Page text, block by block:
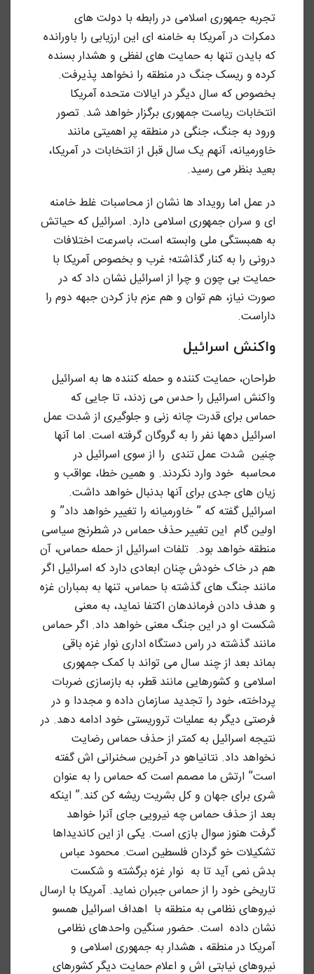
تجربه جمهوری اسلامی در رابطه با دولت های
دمکرات در آمریکا به خامنه ای این ارزیابی را باورانده
که بایدن تنها به حمایت های لفظی و هشدار بسنده
کرده و ریسک جنگ در منطقه را نخواهد پذیرفت.
بخصوص که سال دیگر در ایالات متحده آمریکا
انتخابات ریاست جمهوری برگزار خواهد شد. تصور
ورود به جنگ، جنگی در منطقه پر اهمیتی مانند
خاورمیانه، آنهم یک سال قبل از انتخابات در آمریکا،
بعید بنظر می رسید.
در عمل اما رویداد ها نشان از محاسبات غلط خامنه
ای و سران جمهوری اسلامی دارد. اسرائیل که حیاتش
به همبستگی ملی وابسته است، باسرعت اختلافات
درونی را به کنار گذاشته؛ غرب و بخصوص آمریکا با
حمایت بی چون و چرا از اسرائیل نشان داد که در
صورت نیاز، هم توان و هم عزم باز کردن جبهه دوم را
داراست.
واکنش اسرائیل
طراحان، حمایت کننده و حمله کننده ها به اسرائیل
واکنش اسرائیل را حدس می زدند، تا جایی که
حماس برای قدرت چانه زنی و جلوگیری از شدت عمل
اسرائیل دهها نفر را به گروگان گرفته است. اما آنها
چنین شدت عمل تندی را از سوی اسرائیل در
محاسبه خود وارد نکردند. و همین خطا، عواقب و
زیان های جدی برای آنها بدنبال خواهد داشت.
اسرائیل گفته که ” خاورمیانه را تغییر خواهد داد” و
اولین گام این تغییر حذف حماس در شطرنج سیاسی
منطقه خواهد بود. تلفات اسرائیل از حمله حماس، آن
هم در خاک خودش چنان ابعادی دارد که اسرائیل اگر
مانند جنگ های گذشته با حماس، تنها به بمباران غزه
و هدف دادن فرماندهان اکتفا نماید، به معنی
شکست او در این جنگ معنی خواهد داد. اگر حماس
مانند گذشته در راس دستگاه اداری نوار غزه باقی
بماند بعد از چند سال می تواند با کمک جمهوری
اسلامی و کشورهایی مانند قطر، به بازسازی ضربات
پرداخته، خود را تجدید سازمان داده و مجددا و در
فرصتی دیگر به عملیات تروریستی خود ادامه دهد. در
نتیجه اسرائیل به کمتر از حذف حماس رضایت
نخواهد داد. نتانیاهو در آخرین سخنرانی اش گفته
است” ارتش ما مصمم است که حماس را به عنوان
شری برای جهان و کل بشریت ریشه کن کند.” اینکه
بعد از حذف حماس چه نیرویی جای آنرا خواهد
گرفت هنوز سوال بازی است. یکی از این کاندیداها
تشکیلات خو گردان فلسطین است. محمود عباس
بدش نمی آید تا به نوار غزه برگشته و شکست
تاریخی خود را از حماس جبران نماید. آمریکا با ارسال
نیروهای نظامی به منطقه با اهداف اسرائیل همسو
نشان داده است. حضور سنگین واحدهای نظامی
آمریکا در منطقه ، هشدار به جمهوری اسلامی و
نیروهای نیابتی اش و اعلام حمایت دیگر کشورهای